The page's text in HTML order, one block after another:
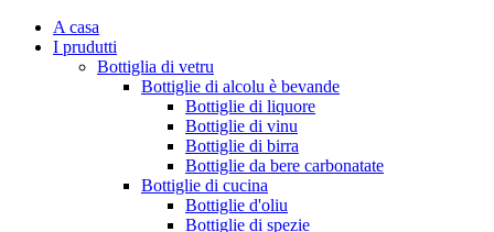
A casa
I prudutti
Bottiglia di vetru
Bottiglie di alcolu è bevande
Bottiglie di liquore
Bottiglie di vinu
Bottiglie di birra
Bottiglie da bere carbonatate
Bottiglie di cucina
Bottiglie d'oliu
Bottiglie di spezie